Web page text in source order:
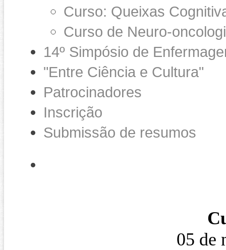
Curso: Queixas
Curso de Neuro-
14º Simpósio de
"Entre Ciência e Cultura"
Patrocinadores
Inscrição
Submissão de resumos
05 de